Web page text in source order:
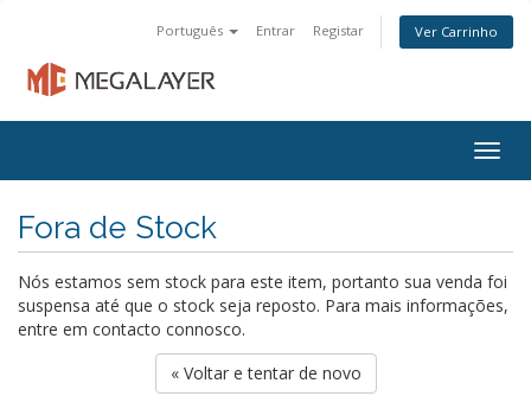
Português Entrar Registar Ver Carrinho
Fora de Stock
Nós estamos sem stock para este item, portanto sua venda foi
suspensa até que o stock seja reposto. Para mais informações,
entre em contacto connosco.
« Voltar e tentar de novo